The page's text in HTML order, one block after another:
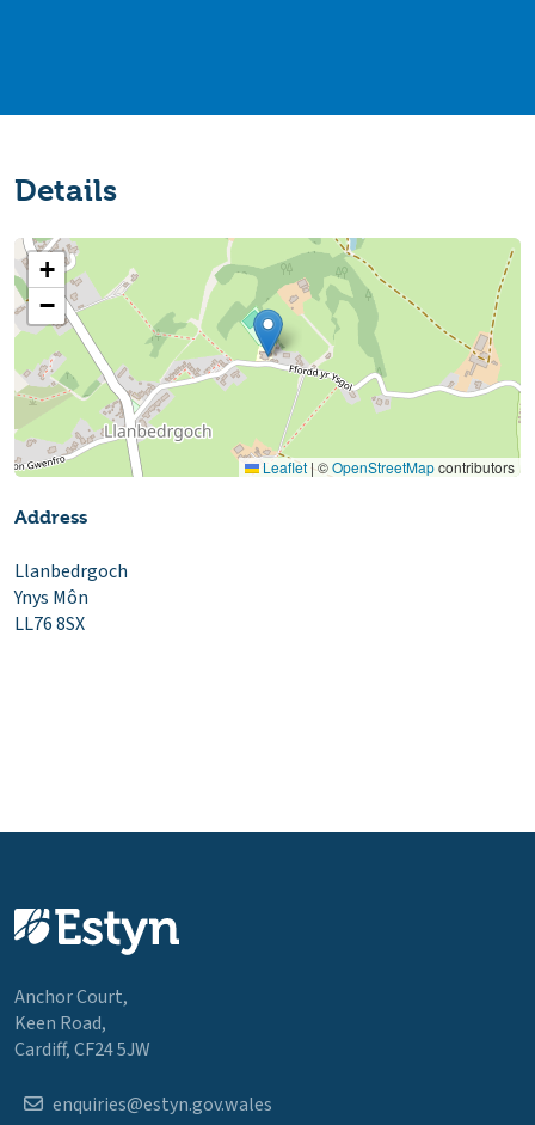
Details
+
−
Leaflet|©OpenStreetMapcontributors
Address
Llanbedrgoch
Ynys Môn
LL76 8SX
Anchor Court,
Keen Road,
Cardiff, CF24 5JW
enquiries@estyn.gov.wales